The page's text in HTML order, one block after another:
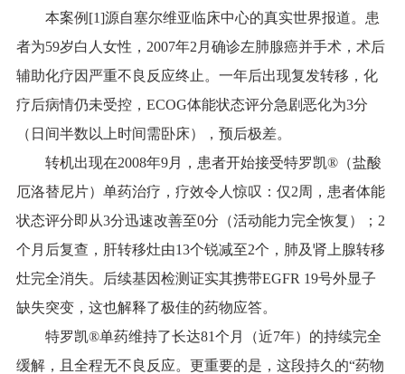
本案例[1]源自塞尔维亚临床中心的真实世界报道。患
者为59岁白人女性，2007年2月确诊左肺腺癌并手术，术后
辅助化疗因严重不良反应终止。一年后出现复发转移，化
疗后病情仍未受控，ECOG体能状态评分急剧恶化为3分
（日间半数以上时间需卧床），预后极差。
转机出现在2008年9月，患者开始接受特罗凯®（盐酸
厄洛替尼片）单药治疗，疗效令人惊叹：仅2周，患者体能
状态评分即从3分迅速改善至0分（活动能力完全恢复）；2
个月后复查，肝转移灶由13个锐减至2个，肺及肾上腺转移
灶完全消失。后续基因检测证实其携带EGFR 19号外显子
缺失突变，这也解释了极佳的药物应答。
特罗凯®单药维持了长达81个月（近7年）的持续完全
缓解，且全程无不良反应。更重要的是，这段持久的“药物